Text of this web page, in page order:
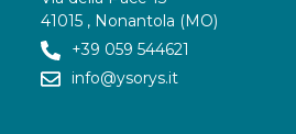
41015 , Nonantola (MO)
+39 059 544621
info@ysorys.it